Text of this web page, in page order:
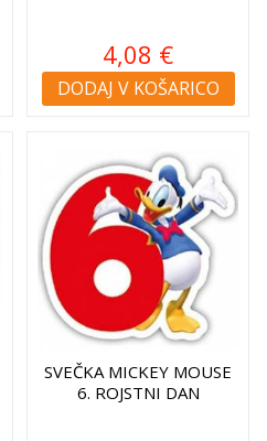
4,08 €
DODAJ V KOŠARICO
SVEČKA MICKEY MOUSE
6. ROJSTNI DAN